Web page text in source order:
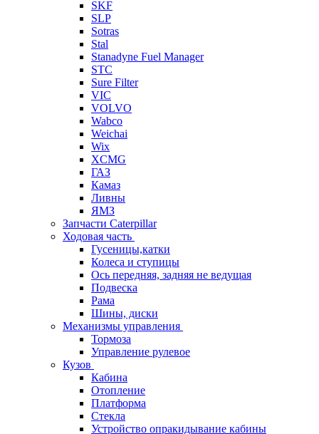
SKF
SLP
Sotras
Stal
Stanadyne Fuel Manager
STC
Sure Filter
VIC
VOLVO
Wabco
Weichai
Wix
XCMG
ГАЗ
Камаз
Ливны
ЯМЗ
Запчасти Caterpillar
Ходовая часть
Гусеницы,катки
Колеса и ступицы
Ось передняя, задняя не ведущая
Подвеска
Рама
Шины, диски
Механизмы управления
Тормоза
Управление рулевое
Кузов
Кабина
Отопление
Платформа
Стекла
Устройство опракидывание кабины